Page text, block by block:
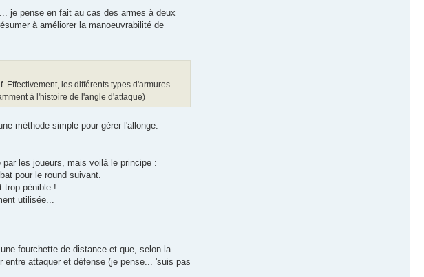
je pense en fait au cas des armes à deux
à améliorer la manoeuvrabilité de
Effectivement, les différents types d'armures
à l'histoire de l'angle d'attaque)
méthode simple pour gérer l'allonge.
les joueurs, mais voilà le principe :
pour le round suivant.
trop pénible !
utilisée...
fourchette de distance et que, selon la
attaquer et défense (je pense... 'suis pas